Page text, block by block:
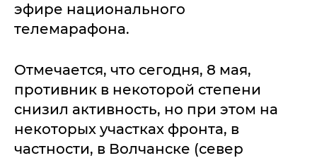
эфире национального
телемарафона.
Отмечается, что сегодня, 8 мая,
противник в некоторой степени
снизил активность, но при этом на
некоторых участках фронта, в
частности, в Волчанске (север